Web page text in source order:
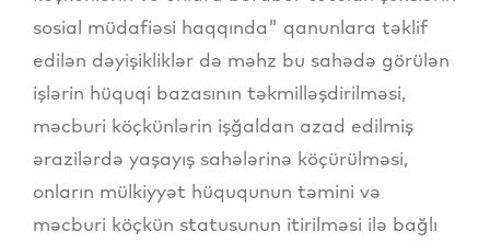
sosial müdafiəsi haqqında" qanunlara təklif
edilən dəyişikliklər də məhz bu sahədə görülən
işlərin hüquqi bazasının təkmilləşdirilməsi,
məcburi köçkünlərin işğaldan azad edilmiş
ərazilərdə yaşayış sahələrinə köçürülməsi,
onların mülkiyyət hüququnun təmini və
məcburi köçkün statusunun itirilməsi ilə bağlı